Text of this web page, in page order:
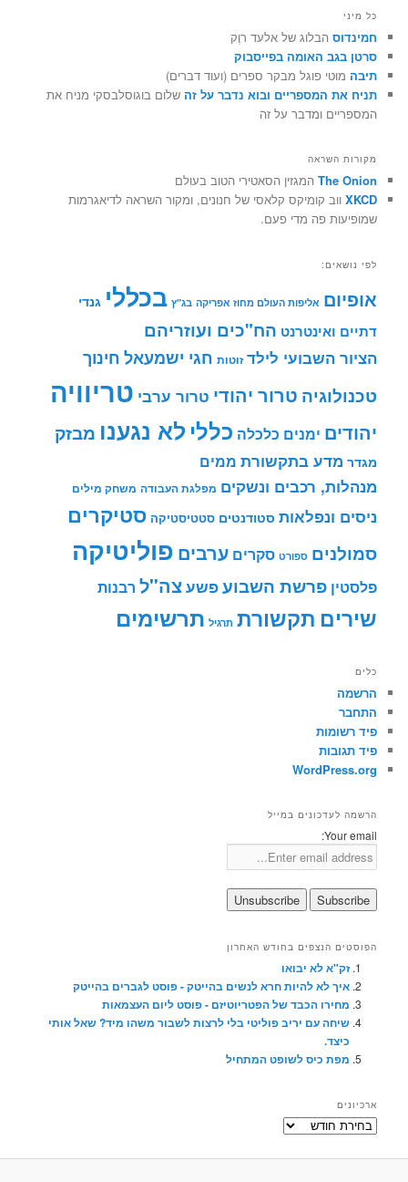
כל מיני
חמינדוס הבלוג של אלעד רוֶק
סרטן בגב האומה בפייסבוק
תיבה מוטי פוגל מבקר ספרים (ועוד דברים)
תניח את המספריים ובוא נדבר על זה שלום בוגוסלבסקי מניח את
המספריים ומדבר על זה
מקורות השראה
The Onion המגזין הסאטירי הטוב בעולם
XKCD ווב קומיקס קלאסי של חנונים, ומקור השראה לדיאגרמות
שמופיעות פה מדי פעם.
לפי נושאים:
אופיום אליפות העולם מחוז אפריקה בג"ץ בכללי גנדי
דתיים ואינטרנט הח"כים ועוזריהם
הציור השבועי לילד זוטות חגי ישמעאל חינוך
טכנולוגיה טרור יהודי טרור ערבי טריוויה
יהודים ימנים כלכלה כללי לא נגענו מבזק
מגדר מדע בתקשורת ממים
מנהלות, רכבים ונשקים מפלגת העבודה משחק מילים
ניסים ונפלאות סטודנטים סטטיסטיקה סטיקרים
סמולנים ספורט סקרים ערבים פוליטיקה
פלסטין פרשת השבועפשעצה"ל רבנות
שירים תקשורת תרגיל תרשימים
כלים
הרשמה
התחבר
פיד רשומות
פיד תגובות
WordPress.org
הרשמה לעדכונים במייל
Your email:
הפוסטים הנצפים בחודש האחרון
זק"א לא יבואו
איך לא להיות חרא לנשים בהייטק - פוסט לגברים בהייטק
מחירו הכבד של הפטריוטיזם - פוסט ליום העצמאות
שיחה עם יריב פוליטי בלי לרצות לשבור משהו מיד? שאל אותי
כיצד.
מפת כיס לשופט המתחיל
ארכיונים
ארכיונים